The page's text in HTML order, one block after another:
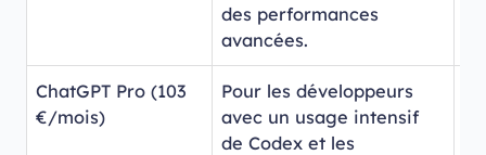
des performances
avancées.
ChatGPT Pro (103
€/mois)
Pour les développeurs
avec un usage intensif
de Codex et les